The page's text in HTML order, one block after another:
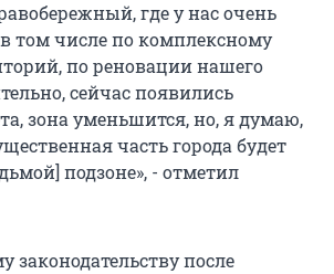
где у нас очень
том числе по комплексному
по реновации нашего
сейчас появились
зона уменьшится, но, я думаю,
часть города будет
подзоне», - отметил
законодательству после